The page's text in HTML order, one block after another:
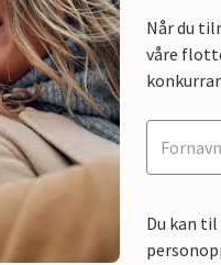
Når du
våre
Du kan